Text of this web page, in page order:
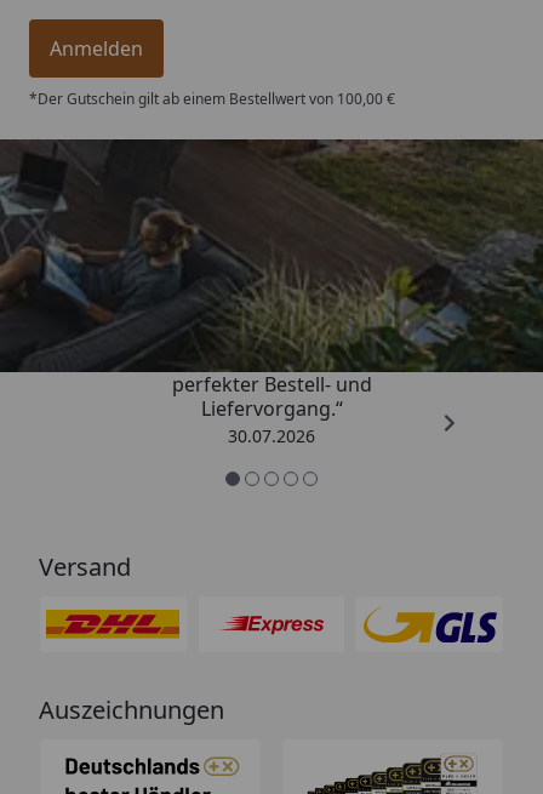
Anmelden
*Der Gutschein gilt ab einem Bestellwert von 100,00 €
Trusted Shops
4,76/ 5
„Qualitativ sehr gute Ware und ein
perfekter Bestell- und
Liefervorgang.“
30.07.2026
Versand
Auszeichnungen